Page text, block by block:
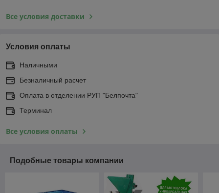
Все условия доставки
Условия оплаты
Наличными
Безналичный расчет
Оплата в отделении РУП "Белпочта"
Терминал
Все условия оплаты
Подобные товары компании